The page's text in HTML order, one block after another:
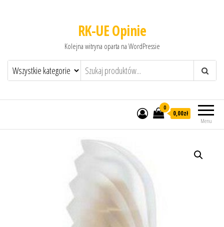
RK-UE Opinie
Kolejna witryna oparta na WordPressie
Menu
0
0,00zł